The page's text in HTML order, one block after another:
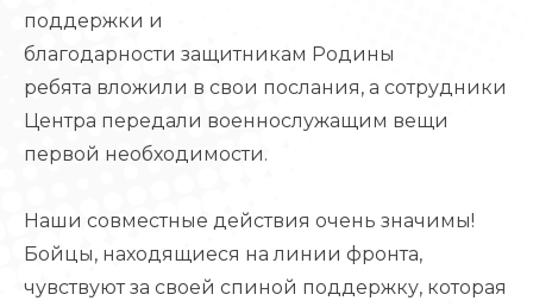
поддержки и
благодарности защитникам Родины
ребята вложили в свои послания, а сотрудники
Центра передали военнослужащим вещи
первой необходимости.
Наши совместные действия очень значимы!
Бойцы, находящиеся на линии фронта,
чувствуют за своей спиной поддержку, которая